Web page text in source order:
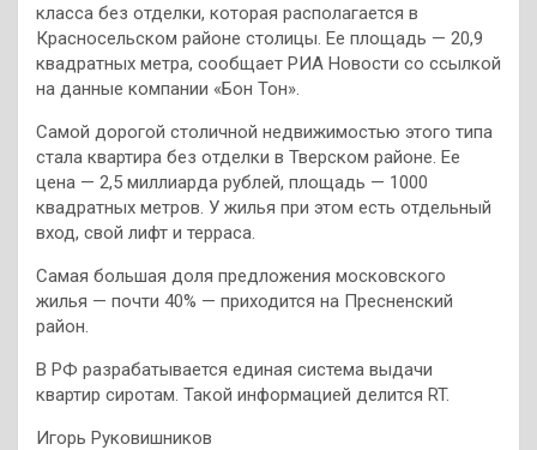
класса без отделки, которая располагается в
Красносельском районе столицы. Ее площадь — 20,9
квадратных метра, сообщает РИА Новости со ссылкой
на данные компании «Бон Тон».
Самой дорогой столичной недвижимостью этого типа
стала квартира без отделки в Тверском районе. Ее
цена — 2,5 миллиарда рублей, площадь — 1000
квадратных метров. У жилья при этом есть отдельный
вход, свой лифт и терраса.
Самая большая доля предложения московского
жилья — почти 40% — приходится на Пресненский
район.
В РФ разрабатывается единая система выдачи
квартир сиротам. Такой информацией делится RT.
Игорь Руковишников